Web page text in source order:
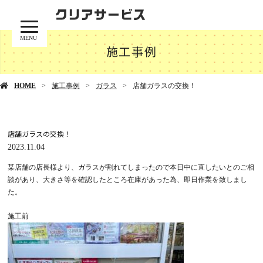
MENU
施工事例
HOME 施工事例 ガラス 店舗ガラスの交換！
店舗ガラスの交換！
2023.11.04
某店舗の店長様より、ガラスが割れてしまったので本日中に直したいとのご相
談があり、大きさ等を確認したところ在庫があった為、即日作業を致しまし
た。
施工前